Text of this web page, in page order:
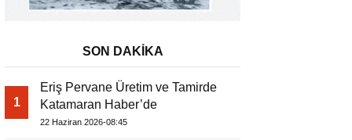
SON DAKİKA
1
Eriş Pervane Üretim ve Tamirde
Katamaran Haber’de
22 Haziran 2026-08:45